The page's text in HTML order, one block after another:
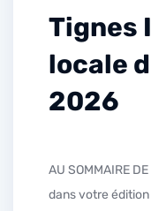
Tignes
locale
2026
AU SOMMAIRE DE L’ÉDITION LOCALE – Ce mercredi
dans votre